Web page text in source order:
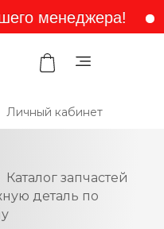
менеджера!
Личный кабинет
Каталог запчастей
деталь по